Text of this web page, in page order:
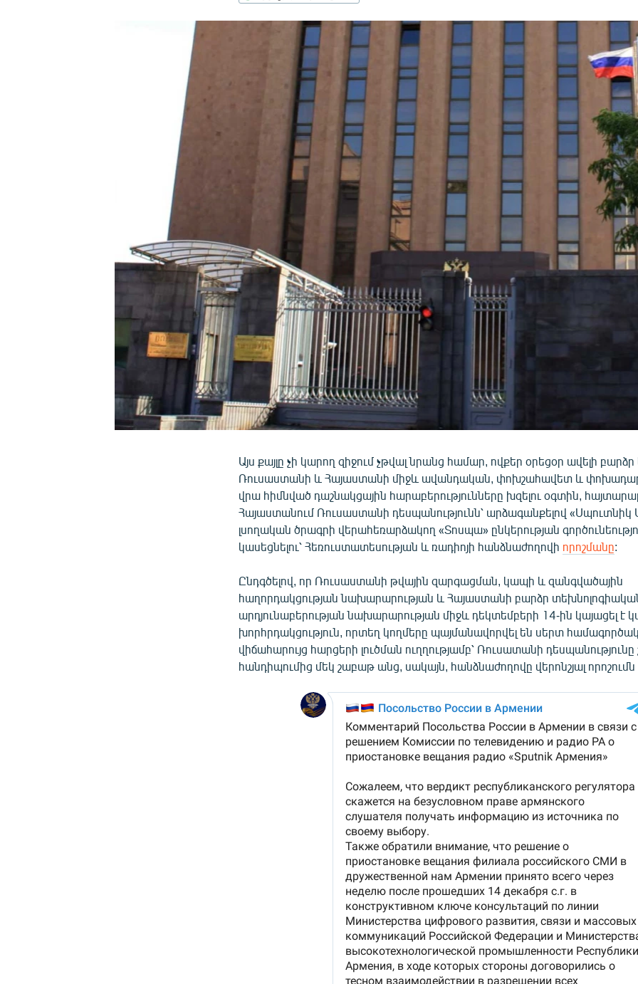
Այս քայլը չի կարող զիջում չթվալ նրանց համար, ովքեր օրեցօր ավելի
Ռուսաստանի և Հայաստանի միջև ավանդական, փոխշահավետ և
վրա հիմնված դաշնակցային հարաբերությունները խզելու օգտին,
Հայաստանում Ռուսաստանի դեսպանությունն՝ արձագանքելով «Սպուտնիկ
լսողական ծրագրի վերահեռարձակող «Տոսպա» ընկերության
կասեցնելու՝ Հեռուստատեսության և ռադիոյի հանձնաժողովի որոշմանը:
Ընդգծելով, որ Ռուսաստանի թվային զարգացման, կապի և զանգվածային
հաղորդակցության նախարարության և Հայաստանի բարձր
արդյունաբերության նախարարության միջև դեկտեմբերի 14-ին կայացել է
խորհրդակցություն, որտեղ կողմերը պայմանավորվել են սերտ
վիճահարույց հարցերի լուծման ուղղությամբ՝ Ռուսատանի դեսպանությունը
հանդիպումից մեկ շաբաթ անց, սակայն, հանձնաժողովը վերոնշյալ որոշումն